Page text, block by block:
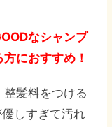
なシャンプ
におすすめ！
髪料をつける
しすぎて汚れ